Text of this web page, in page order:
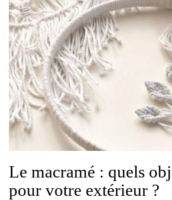
Le macramé : quels
pour votre extérieur ?